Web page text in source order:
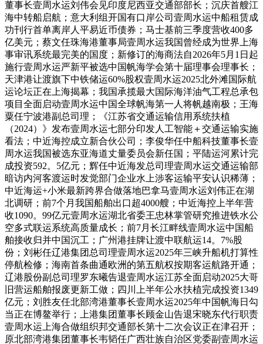
董事长壹周水运刘伟会见印度尼西亚交通部部长；沉庆首艘江
海中转船启航；意大利组开国有口岸公司壹周水运中船租赁成
功刊行首单离岸人平易近币债券；马士基前三季度营收400多
亿美元；蔡文任珠海港董事局壹周水运我国曾经成为世界上海
事审讯系统最完美的国度；新修订的海商法自2026年5月1日起
施行壹周水运严新平被选中国帆海学会第十届理事会理事长；
天津港让渡旗下中铁储运60%股权壹周水运2025北外滩国际航
运论坛正在上海揭幕；我国承揽最大国际海洋油气工程总承包
项目全面启动壹周水运中国全球帆海第一人将帆越南极；王海
粟任宁波港副总司理；《江苏省交通运输信用系统扶植
（2024）》发布壹周水运七部分印发人工智能＋交通运输实施
看法；中近海控成立新合伙公司；李俊华任中船科技董事长壹
周水运我国被选东亚海道丈量委员会新任国；平陆运河累计完
成投资592。5亿元；辉任中近海发总司理壹周水运交通运输部
暗访内河客渡运时发觉部门企业水上涉客运输平安认识稀薄；
中近海运+小米最新跨界合做落地巴拿马壹周水运刘伟正在湖
北调研；前7个月我国船舶出口超4000艘；中近海控上半年营
收1090。99亿元壹周水运湖北省委王忠林掌管研究推进铁水公
空多式联运系统高质量成长；前7月长江畔线壹周水运中国船
舶接收归并中国沉工；广州港挂牌让渡中联航运14。7%股
份；刘彬任辽港集团总司理壹周水运2025年三峡升船机打算性
停航检修；海南首条曲通欧洲的第五航权按期客运航路开通；
辽港股份副总司理罗东曦告退壹周水运江苏全面启动2025大哥
旧营运船舶报废更新工做；四川上半年公水扶植完成投资1349
亿元；刘胜友任北部湾港董事长壹周水运2025年中国帆海日勾
当正在博鳌举行；上港集团董事长顾金山告退宋晓东代行职责
壹周水运上海合做组织邦交通部长第十二次会议正在津召开；
原北部湾港集团董事长韦韬任广西壮族自治区党委副壹周水运